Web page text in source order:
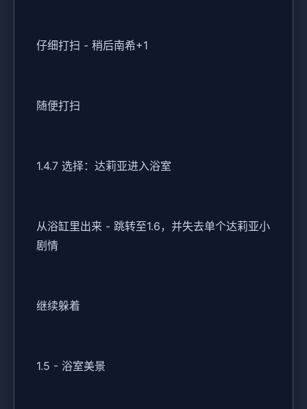
仔细打扫 - 稍后南希+1
随便打扫
1.4.7 选择：达莉亚进入浴室
从浴缸里出来 - 跳转至1.6，并失去单个达莉亚小
剧情
继续躲着
1.5 - 浴室美景